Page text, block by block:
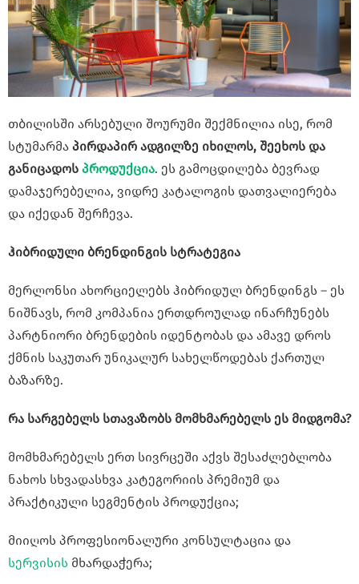
თბილისში არსებული შოურუმი შექმნილია ისე, რომ
სტუმარმა პირდაპირ ადგილზე იხილოს, შეეხოს და
განიცადოს პროდუქცია. ეს გამოცდილება ბევრად
დამაჯერებელია, ვიდრე კატალოგის დათვალიერება
და იქედან შერჩევა.
ჰიბრიდული ბრენდინგის სტრატეგია
მერლონსი ახორციელებს ჰიბრიდულ ბრენდინგს – ეს
ნიშნავს, რომ კომპანია ერთდროულად ინარჩუნებს
პარტნიორი ბრენდების იდენტობას და ამავე დროს
ქმნის საკუთარ უნიკალურ სახელწოდებას ქართულ
ბაზარზე.
რა სარგებელს სთავაზობს მომხმარებელს ეს მიდგომა?
მომხმარებელს ერთ სივრცეში აქვს შესაძლებლობა
ნახოს სხვადასხვა კატეგორიის პრემიუმ და
პრაქტიკული სეგმენტის პროდუქცია;
მიიღოს პროფესიონალური კონსულტაცია და
სერვისის მხარდაჭერა;